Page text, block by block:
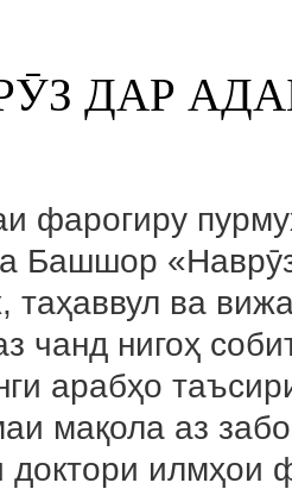
ДАР
фарогиру
Башшор
таҳаввул ва
чанд нигоҳ
арабҳо
мақола аз
доктори илмҳои